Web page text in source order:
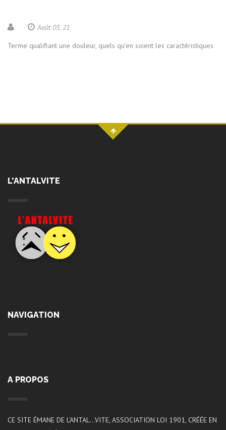
Août 03, 21
Terme qualifiant une douleur, quels qu’en soient les caractéristiques
L'ANTALVITE
NAVIGATION
A PROPOS
CE SITE ÉMANE DE L’ANTAL…VITE, ASSOCIATION LOI 1901, CRÉÉE EN